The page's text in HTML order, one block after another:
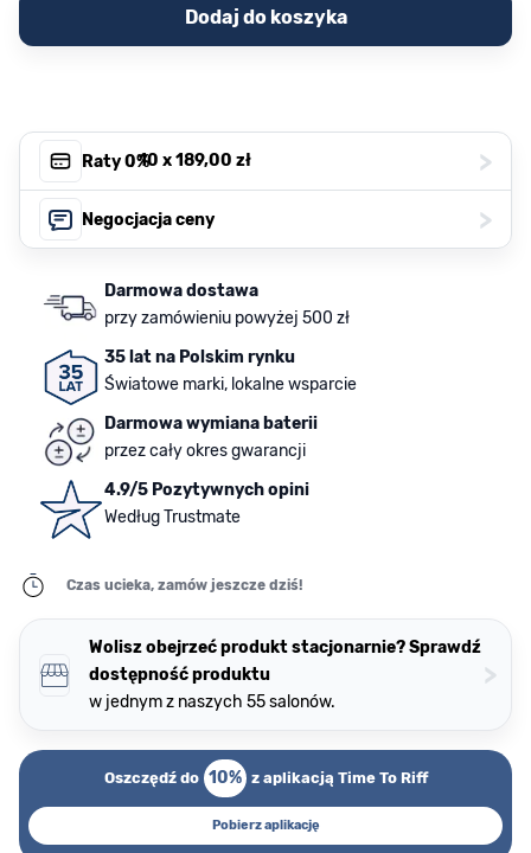
Dodaj do koszyka
Raty 0%, 10 x189,00 zł >
Negocjacja ceny >
Darmowa dostawa
przy zamówieniu powyżej 500 zł
35 lat na Polskim rynku
Światowe marki, lokalne wsparcie
Darmowa wymiana baterii
przez cały okres gwarancji
4.9/5 Pozytywnych opini
Według Trustmate
Czas ucieka, zamów jeszcze dziś!
Wolisz obejrzeć produkt stacjonarnie? Sprawdź
dostępność produktu
w jednym z naszych 55 salonów.
>
Oszczędź do 10% z aplikacją Time To Riff
Pobierz aplikację